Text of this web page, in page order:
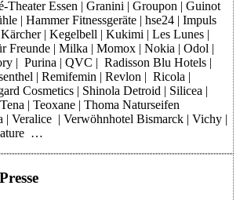
Theater Essen | Granini | Groupon | Guinot
| Hammer Fitnessgeräte | hse24 | Impuls
| Kegelbell | Kukimi | Les Lunes |
Freunde | Milka | Momox | Nokia | Odol |
| Purina | QVC | Radisson Blu Hotels |
| Remifemin | Revlon | Ricola |
Cosmetics | Shinola Detroid | Silicea |
| Teoxane | Thoma Naturseifen
| Veralice | Verwöhnhotel Bismarck | Vichy |
…